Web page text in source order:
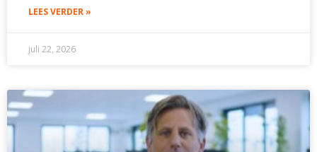
LEES VERDER »
juli 22, 2026